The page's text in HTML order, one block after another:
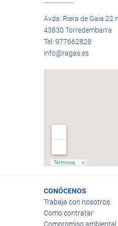
Avda. Riera de Gaia 22
43830 Torredembarra
Tel: 977662828
info@ragas.es
CONÓCENOS
Trabaja con nosotros
Como contratar
Compromiso ambiental